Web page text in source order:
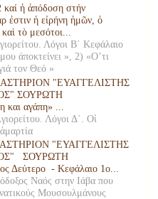
ἡ ἀπόδοση στήν
ἐστιν ἡ εἰρήνη ἡμῶν, ὁ
τὸ μεσότοι...
Λόγοι Β΄ Κεφάλαιο
άποκτείνει », 2) «Ο’τι
τον Θεό »
"ΕΥΑΓΓΕΛΙΣΤΗΣ
ΣΟΥΡΩΤΗ
αγάπη» ...
Λόγοι Δ΄. Οἱ
"ΕΥΑΓΓΕΛΙΣΤΗΣ
ΣΟΥΡΩΤΗ
- Κεφάλαιο 1ο...
Ναός στην Ιάβα που
Μουσουλμάνους